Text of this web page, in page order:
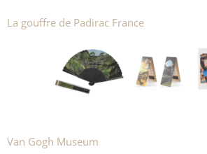
La gouffre de Padirac France
Van Gogh Museum